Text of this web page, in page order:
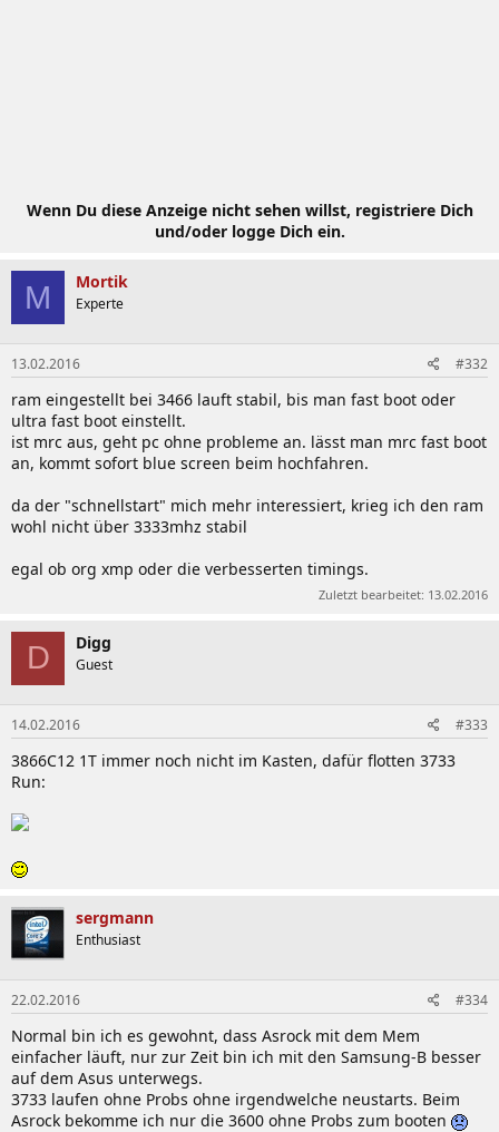
Wenn Du diese Anzeige nicht sehen willst, registriere Dich
und/oder logge Dich ein.
M Mortik
Experte
13.02.2016 #332
ram eingestellt bei 3466 lauft stabil, bis man fast boot oder
ultra fast boot einstellt.
ist mrc aus, geht pc ohne probleme an. lässt man mrc fast boot
an, kommt sofort blue screen beim hochfahren.
da der "schnellstart" mich mehr interessiert, krieg ich den ram
wohl nicht über 3333mhz stabil
egal ob org xmp oder die verbesserten timings.
Zuletzt bearbeitet: 13.02.2016
D Digg
Guest
14.02.2016 #333
3866C12 1T immer noch nicht im Kasten, dafür flotten 3733
Run:
sergmann
Enthusiast
22.02.2016 #334
Normal bin ich es gewohnt, dass Asrock mit dem Mem
einfacher läuft, nur zur Zeit bin ich mit den Samsung-B besser
auf dem Asus unterwegs.
3733 laufen ohne Probs ohne irgendwelche neustarts. Beim
Asrock bekomme ich nur die 3600 ohne Probs zum booten